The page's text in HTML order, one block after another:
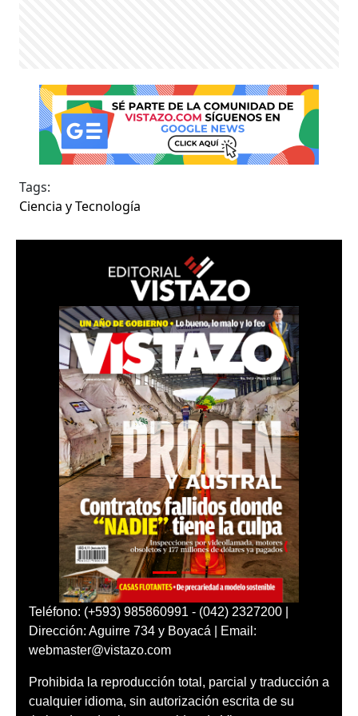
Tags:
Ciencia y Tecnología
Teléfono: (+593) 985860991 - (042) 2327200 |
Dirección: Aguirre 734 y Boyacá | Email:
webmaster@vistazo.com
Prohibida la reproducción total, parcial y traducción a
cualquier idioma, sin autorización escrita de su